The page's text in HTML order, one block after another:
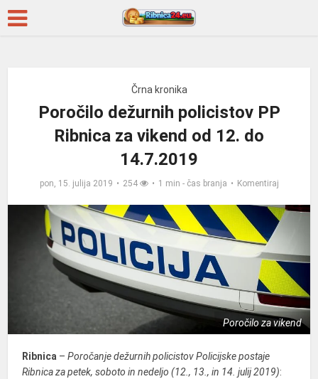
Črna kronika
Poročilo dežurnih policistov PP
Ribnica za vikend od 12. do
14.7.2019
pon, 15. julija 2019 254 1 min - čas branja Komentiraj
Poročilo za vikend
Ribnica –Poročanje dežurnih policistov Policijske postaje
Ribnica za petek, soboto in nedeljo (12., 13., in 14. julij 2019):